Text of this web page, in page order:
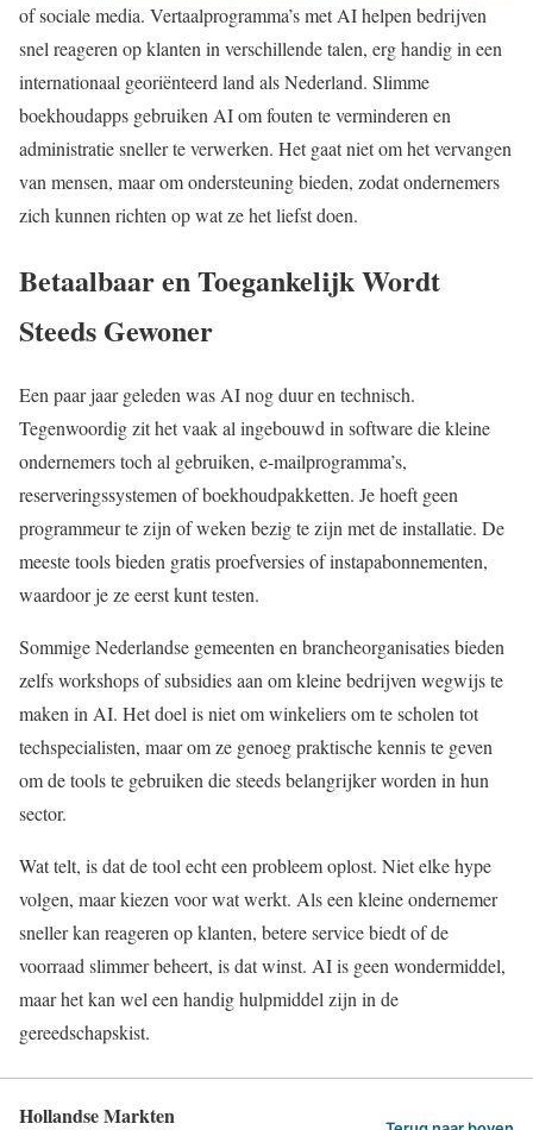
of sociale media. Vertaalprogramma’s met AI helpen bedrijven
snel reageren op klanten in verschillende talen, erg handig in een
internationaal georiënteerd land als Nederland. Slimme
boekhoudapps gebruiken AI om fouten te verminderen en
administratie sneller te verwerken. Het gaat niet om het vervangen
van mensen, maar om ondersteuning bieden, zodat ondernemers
zich kunnen richten op wat ze het liefst doen.
Betaalbaar en Toegankelijk Wordt
Steeds Gewoner
Een paar jaar geleden was AI nog duur en technisch.
Tegenwoordig zit het vaak al ingebouwd in software die kleine
ondernemers toch al gebruiken, e-mailprogramma’s,
reserveringssystemen of boekhoudpakketten. Je hoeft geen
programmeur te zijn of weken bezig te zijn met de installatie. De
meeste tools bieden gratis proefversies of instapabonnementen,
waardoor je ze eerst kunt testen.
Sommige Nederlandse gemeenten en brancheorganisaties bieden
zelfs workshops of subsidies aan om kleine bedrijven wegwijs te
maken in AI. Het doel is niet om winkeliers om te scholen tot
techspecialisten, maar om ze genoeg praktische kennis te geven
om de tools te gebruiken die steeds belangrijker worden in hun
sector.
Wat telt, is dat de tool echt een probleem oplost. Niet elke hype
volgen, maar kiezen voor wat werkt. Als een kleine ondernemer
sneller kan reageren op klanten, betere service biedt of de
voorraad slimmer beheert, is dat winst. AI is geen wondermiddel,
maar het kan wel een handig hulpmiddel zijn in de
gereedschapskist.
Hollandse Markten